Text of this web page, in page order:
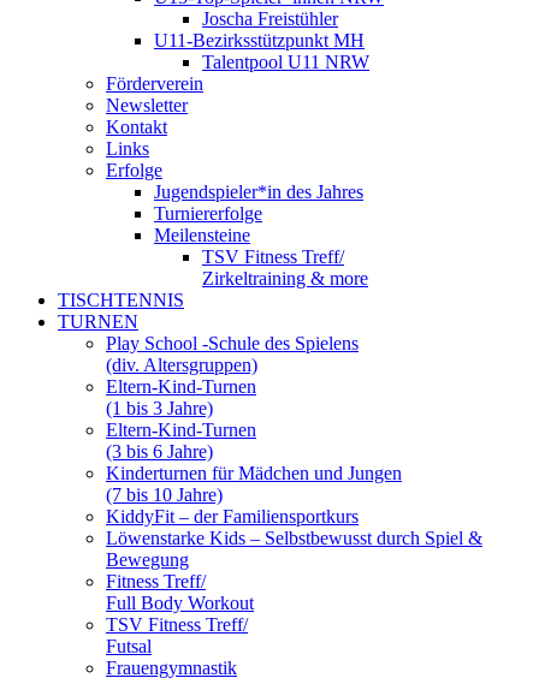
Joscha Freistühler
U11-Bezirksstützpunkt MH
Talentpool U11 NRW
Förderverein
Newsletter
Kontakt
Links
Erfolge
Jugendspieler*in des Jahres
Turniererfolge
Meilensteine
TSV Fitness Treff/
Zirkeltraining & more
TISCHTENNIS
TURNEN
Play School -Schule des Spielens
(div. Altersgruppen)
Eltern-Kind-Turnen
(1 bis 3 Jahre)
Eltern-Kind-Turnen
(3 bis 6 Jahre)
Kinderturnen für Mädchen und Jungen
(7 bis 10 Jahre)
KiddyFit – der Familiensportkurs
Löwenstarke Kids – Selbstbewusst durch Spiel &
Bewegung
Fitness Treff/
Full Body Workout
TSV Fitness Treff/
Futsal
Frauengymnastik